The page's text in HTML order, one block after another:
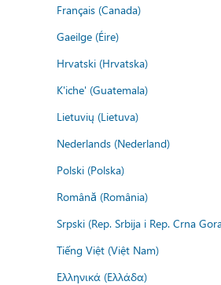
Français (Canada)
Gaeilge (Éire)
Hrvatski (Hrvatska)
K'iche' (Guatemala)
Lietuvių (Lietuva)
Nederlands (Nederland)
Polski (Polska)
Română (România)
Srpski (Rep. Srbija i Rep. Crna
Tiếng Việt (Việt Nam)
Ελληνικά (Ελλάδα)